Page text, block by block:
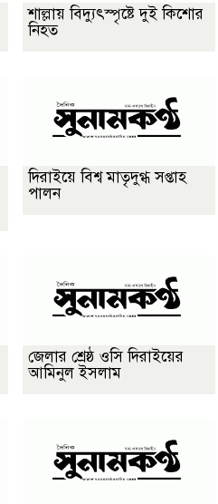
শাল্লায় বিদ্যুৎস্পৃষ্টে দুই কিশোর
নিহত
দিরাইয়ে বিশ্ব মাতৃদুগ্ধ সপ্তাহ
পালন
জেলার শ্রেষ্ঠ ওসি দিরাইয়ের
আমিনুল ইসলাম